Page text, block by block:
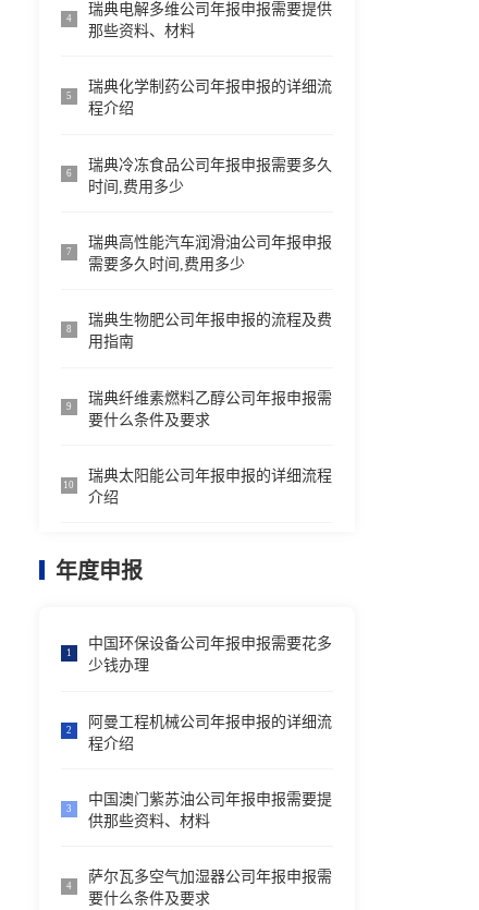
4
瑞典电解多维公司年报申报需要提供
那些资料、材料
5
瑞典化学制药公司年报申报的详细流
程介绍
6
瑞典冷冻食品公司年报申报需要多久
时间,费用多少
7
瑞典高性能汽车润滑油公司年报申报
需要多久时间,费用多少
8
瑞典生物肥公司年报申报的流程及费
用指南
9
瑞典纤维素燃料乙醇公司年报申报需
要什么条件及要求
10
瑞典太阳能公司年报申报的详细流程
介绍
年度申报
1
中国环保设备公司年报申报需要花多
少钱办理
2
阿曼工程机械公司年报申报的详细流
程介绍
3
中国澳门紫苏油公司年报申报需要提
供那些资料、材料
4
萨尔瓦多空气加湿器公司年报申报需
要什么条件及要求